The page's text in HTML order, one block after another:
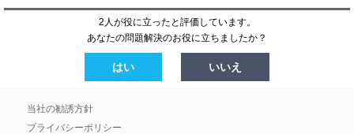
2人が役に立ったと評価しています。
あなたの問題解決のお役に立ちましたか？
はい いいえ
当社の勧誘方針
プライバシーポリシー